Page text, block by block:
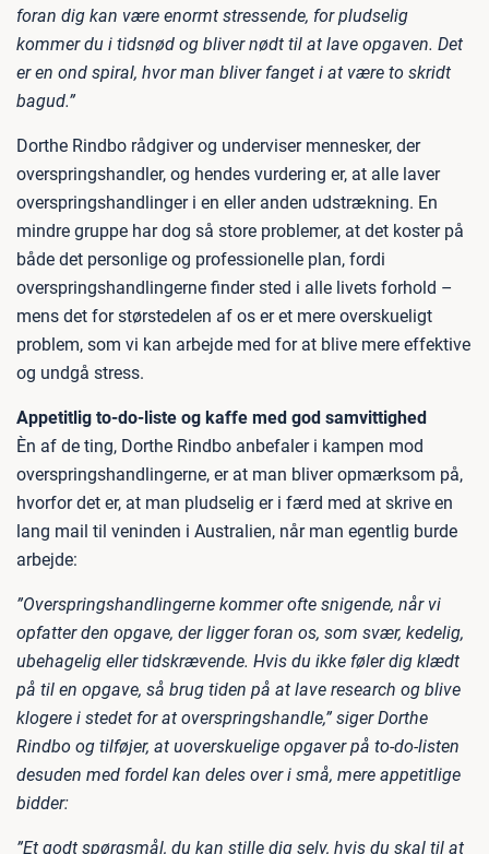
foran dig kan være enormt stressende, for pludselig
kommer du i tidsnød og bliver nødt til at lave opgaven. Det
er en ond spiral, hvor man bliver fanget i at være to skridt
bagud.”
Dorthe Rindbo rådgiver og underviser mennesker, der
overspringshandler, og hendes vurdering er, at alle laver
overspringshandlinger i en eller anden udstrækning. En
mindre gruppe har dog så store problemer, at det koster på
både det personlige og professionelle plan, fordi
overspringshandlingerne finder sted i alle livets forhold –
mens det for størstedelen af os er et mere overskueligt
problem, som vi kan arbejde med for at blive mere effektive
og undgå stress.
Appetitlig to-do-liste og kaffe med god samvittighed
Èn af de ting, Dorthe Rindbo anbefaler i kampen mod
overspringshandlingerne, er at man bliver opmærksom på,
hvorfor det er, at man pludselig er i færd med at skrive en
lang mail til veninden i Australien, når man egentlig burde
arbejde:
”Overspringshandlingerne kommer ofte snigende, når vi
opfatter den opgave, der ligger foran os, som svær, kedelig,
ubehagelig eller tidskrævende. Hvis du ikke føler dig klædt
på til en opgave, så brug tiden på at lave research og blive
klogere i stedet for at overspringshandle,” siger Dorthe
Rindbo og tilføjer, at uoverskuelige opgaver på to-do-listen
desuden med fordel kan deles over i små, mere appetitlige
bidder:
”Et godt spørgsmål, du kan stille dig selv, hvis du skal til at